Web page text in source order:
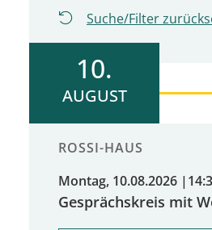
Suche/Filter
10.
AUGUST
ROSSI-HAUS
Montag, 10.08.2026 |
Gesprächskreis mit